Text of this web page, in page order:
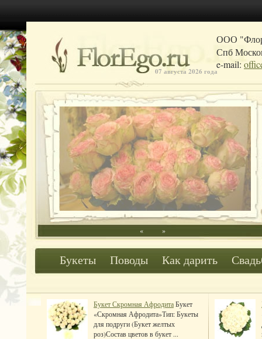
07 августа 2026 года
« »
Букеты Поводы Как дарить
Букет Скромная АфродитаБукет
«Скромная Афродита»Тип: Букеты
для подруги (Букет желтых
роз)Состав цветов в букет ...
ООО
Спб
e-mail: